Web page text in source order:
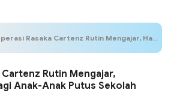
Rasaka Cartenz Rutin Mengajar, Hadirkan Ilmu bagi Anak-Anak Putus Sekolah
Rutin Mengajar,
Anak-Anak Putus Sekolah